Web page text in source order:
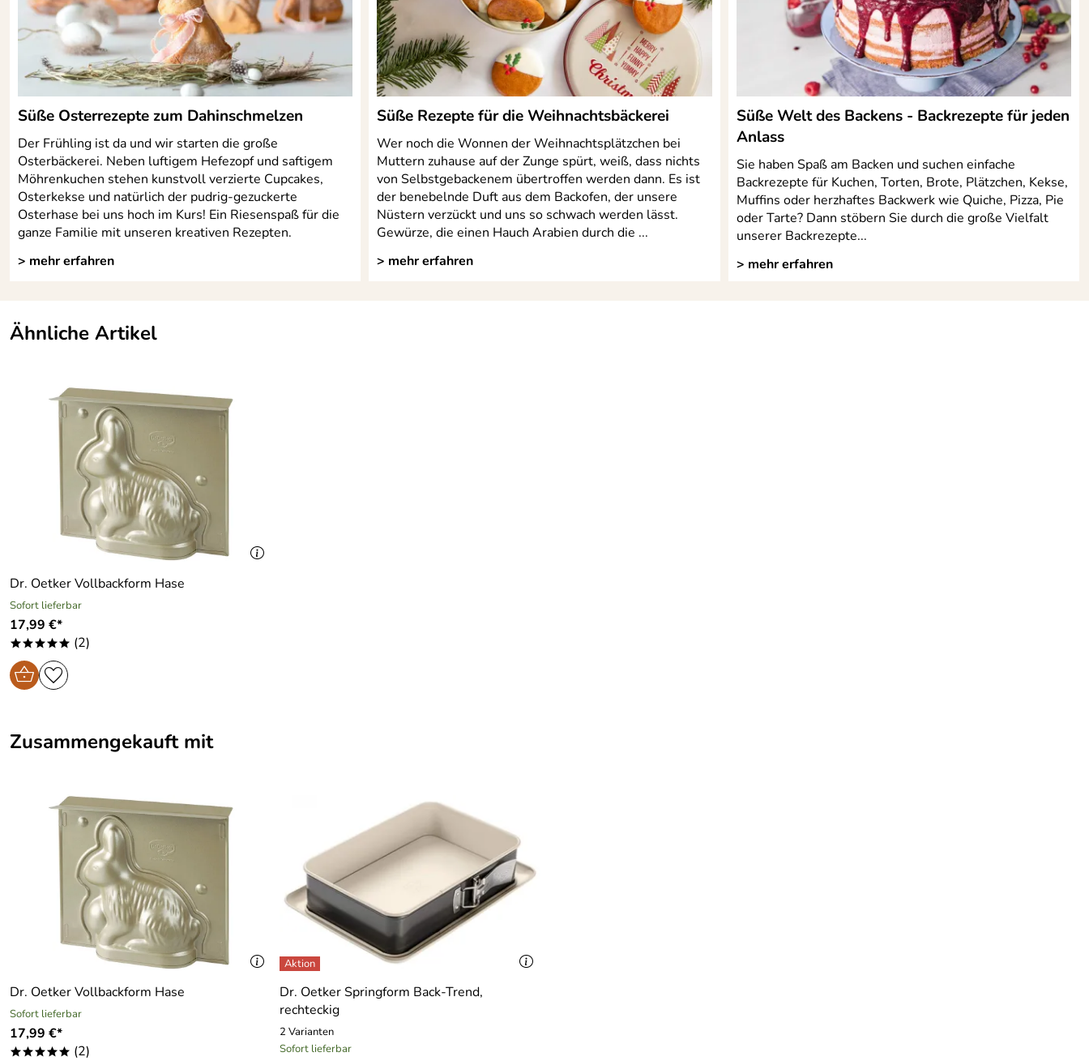
Süße Osterrezepte zum Dahinschmelzen
Der Frühling ist da und wir starten die große
Osterbäckerei. Neben luftigem Hefezopf und saftigem
Möhrenkuchen stehen kunstvoll verzierte Cupcakes,
Osterkekse und natürlich der pudrig-gezuckerte
Osterhase bei uns hoch im Kurs! Ein Riesenspaß für die
ganze Familie mit unseren kreativen Rezepten.
> mehr erfahren
Süße Rezepte für die Weihnachtsbäckerei
Wer noch die Wonnen der Weihnachtsplätzchen bei
Muttern zuhause auf der Zunge spürt, weiß, dass nichts
von Selbstgebackenem übertroffen werden dann. Es ist
der benebelnde Duft aus dem Backofen, der unsere
Nüstern verzückt und uns so schwach werden lässt.
Gewürze, die einen Hauch Arabien durch die ...
> mehr erfahren
Süße Welt des Backens - Backrezepte für jeden
Anlass
Sie haben Spaß am Backen und suchen einfache
Backrezepte für Kuchen, Torten, Brote, Plätzchen, Kekse,
Muffins oder herzhaftes Backwerk wie Quiche, Pizza, Pie
oder Tarte? Dann stöbern Sie durch die große Vielfalt
unserer Backrezepte...
> mehr erfahren
Ähnliche Artikel
Dr. Oetker Vollbackform Hase
Sofort lieferbar
17,99 €*
***** (2)
Zusammengekauft mit
Dr. Oetker Vollbackform Hase
Sofort lieferbar
17,99 €*
***** (2)
Dr. Oetker Springform Back-Trend,
rechteckig
2 Varianten
Sofort lieferbar